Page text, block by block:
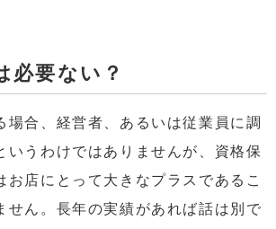
必要ない？
場合、経営者、あるいは従業員に調
いうわけではありませんが、資格保
お店にとって大きなプラスであるこ
せん。長年の実績があれば話は別で